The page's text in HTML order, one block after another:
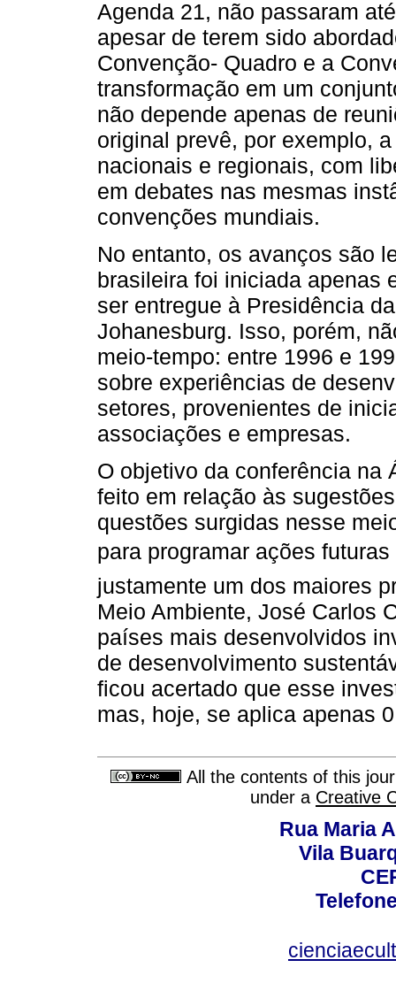
Agenda 21, não passaram
apesar de terem sido
Convenção- Quadro e a
transformação em um
não depende apenas de
original prevê, por exemplo,
nacionais e regionais, com
em debates nas mesmas
convenções mundiais.
No entanto, os avanços são
brasileira foi iniciada apenas
ser entregue à Presidência
Johanesburg. Isso, porém,
meio-tempo: entre 1996 e
sobre experiências de
setores, provenientes de
associações e empresas.
O objetivo da conferência na
feito em relação às
questões surgidas nesse
para programar ações futuras
justamente um dos maiores
Meio Ambiente, José Carlos
países mais desenvolvidos
de desenvolvimento
ficou acertado que esse
mas, hoje, se aplica apenas
All the contents of this
under a Creative
Rua Maria
Vila